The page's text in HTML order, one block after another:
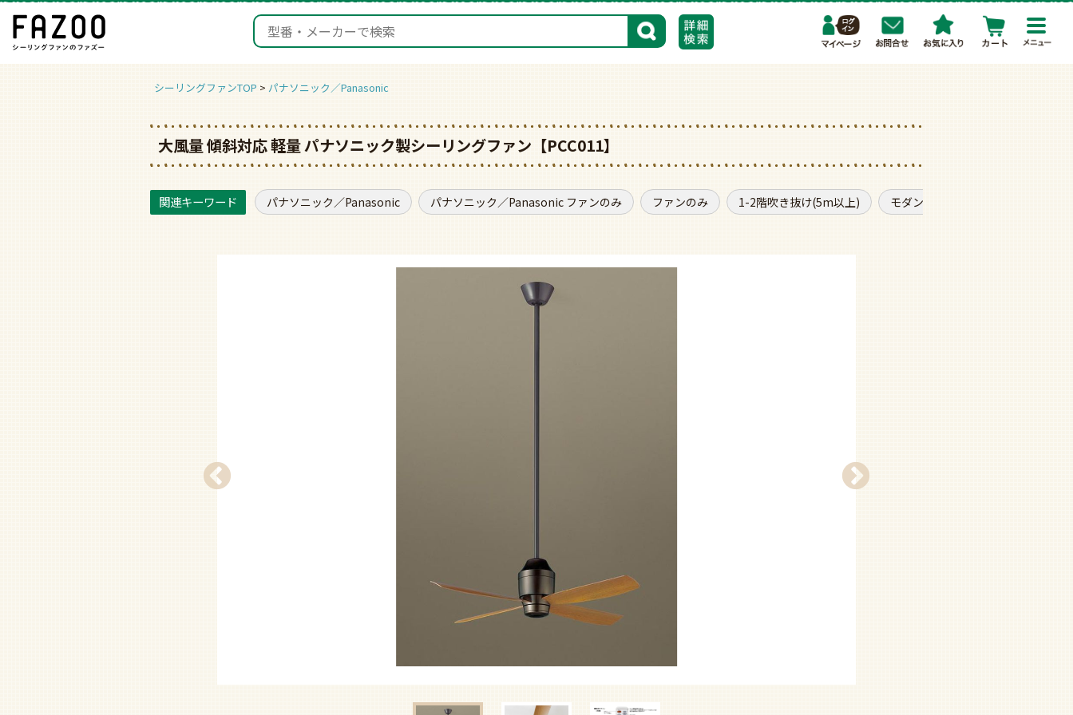
検索
シーリングファンTOP パナソニック／Panasonic
大風量 傾斜対応 軽量 パナソニック製シーリングファン【PCC011】
パナソニック／Panasonic パナソニック／Panasonic ファンのみ ファンのみ 1-2階吹き抜け(5m以上) モダン